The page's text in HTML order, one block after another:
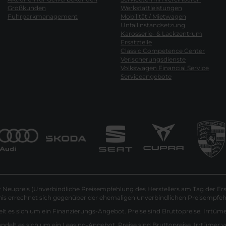
Großkunden
Fuhrparkmanagement
Werkstattleistungen
Mobilität / Mietwagen
Unfallinstandsetzung
Karosserie- & Lackzentrum
Ersatzteile
Classic Competence Center
Verischerungsdienste
Volkswagen Financial Service
Serviceangebote
(Unverbindliche Preisempfehlung des Herstellers am Tag der
errechnet sich gegenüber der ehemaligen unverbindlichen
es sich um ein Finanzierungs-Angebot. Preise sind Bruttopreise.